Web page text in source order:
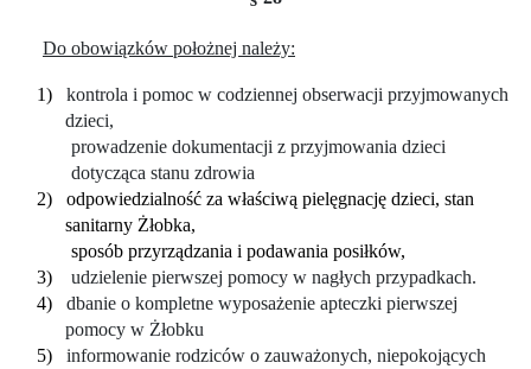
Do obowiązków położnej należy:
1)
kontrola i pomoc w codziennej obserwacji przyjmowanych
dzieci,
prowadzenie dokumentacji z przyjmowania dzieci
dotycząca stanu zdrowia
2)
odpowiedzialność za właściwą pielęgnację dzieci, stan
sanitarny Żłobka,
sposób przyrządzania i podawania posiłków,
3)
udzielenie pierwszej pomocy w nagłych przypadkach.
4)
dbanie o kompletne wyposażenie apteczki pierwszej
pomocy w Żłobku
5)
informowanie rodziców o zauważonych, niepokojących